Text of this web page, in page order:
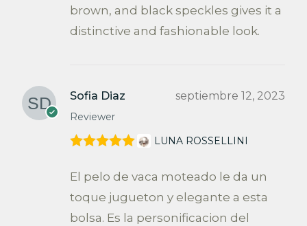
brown, and black speckles gives it a
distinctive and fashionable look.
Sofia Diaz
Reviewer
septiembre 12, 2023
5de 5
LUNA ROSSELLINI
El pelo de vaca moteado le da un
toque jugueton y elegante a esta
bolsa. Es la personificacion del